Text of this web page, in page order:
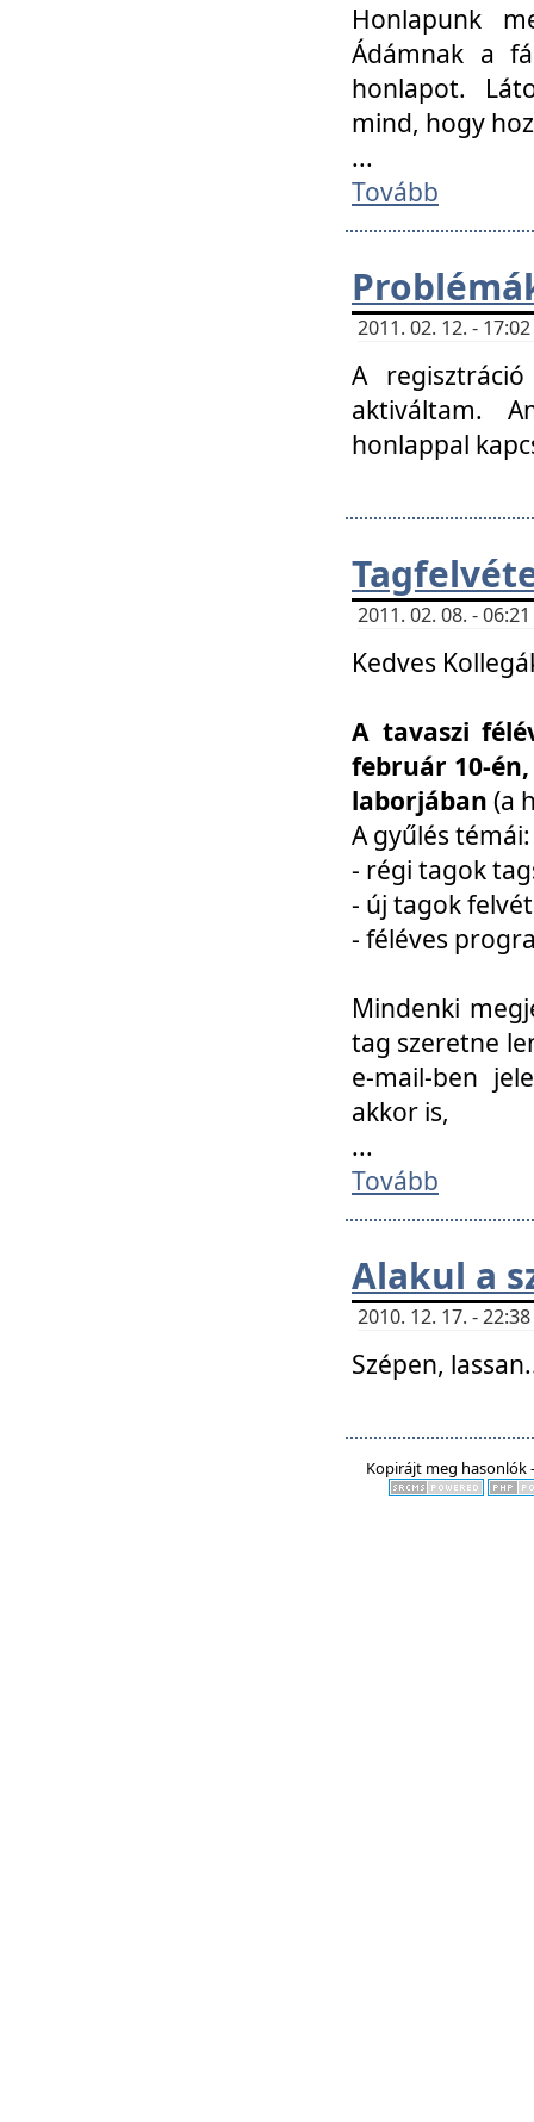
Honlapunk
Ádámnak a
honlapot.
mind, hogy
...
Tovább
2011. 02. 12. -
A
aktiváltam.
honlappal
2011. 02. 08. -
Kedves
A tavaszi
február 10-
laborjában (a
A gyűlés témái:
- régi tagok
- új tagok
- féléves
Mindenki
tag szeretne
e-mail-ben
akkor is,
...
Tovább
Alakul a
2010. 12. 17. -
Szépen,
Kopirájt meg hasonlók